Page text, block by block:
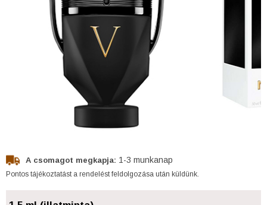
A csomagot megkapja: 1-3 munkanap
Pontos tájékoztatást a rendelést feldolgozása után küldünk.